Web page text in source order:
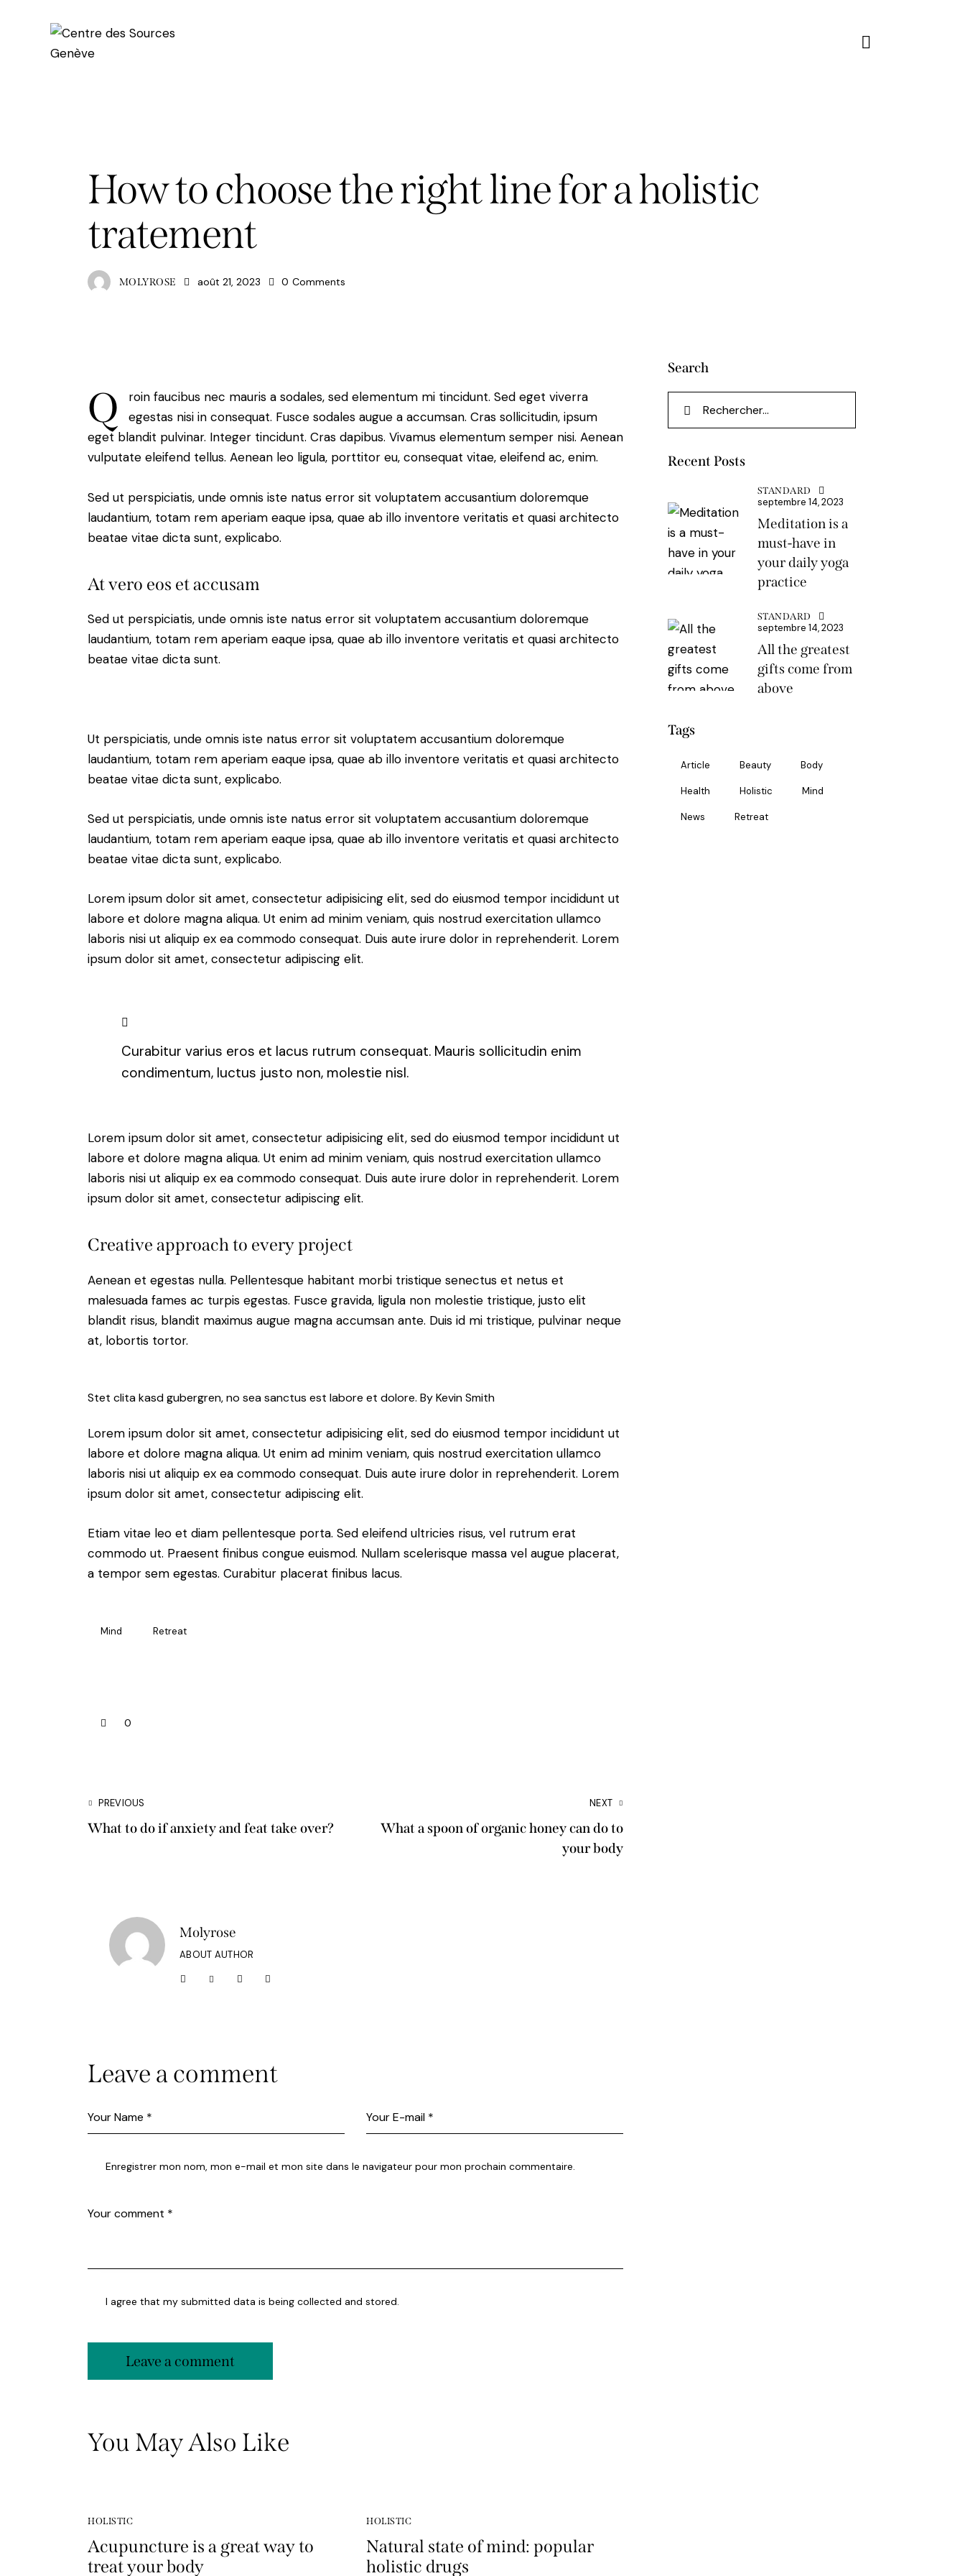
How to choose the right line for a holistic
tratement
MOLYROSE août 21, 2023 0 Comments
Q
roin faucibus nec mauris a sodales, sed elementum mi tincidunt. Sed eget viverra
egestas nisi in consequat. Fusce sodales augue a accumsan. Cras sollicitudin, ipsum
eget blandit pulvinar. Integer tincidunt. Cras dapibus. Vivamus elementum semper nisi. Aenean
vulputate eleifend tellus. Aenean leo ligula, porttitor eu, consequat vitae, eleifend ac, enim.
Sed ut perspiciatis, unde omnis iste natus error sit voluptatem accusantium doloremque
laudantium, totam rem aperiam eaque ipsa, quae ab illo inventore veritatis et quasi architecto
beatae vitae dicta sunt, explicabo.
At vero eos et accusam
Sed ut perspiciatis, unde omnis iste natus error sit voluptatem accusantium doloremque
laudantium, totam rem aperiam eaque ipsa, quae ab illo inventore veritatis et quasi architecto
beatae vitae dicta sunt.
Ut perspiciatis, unde omnis iste natus error sit voluptatem accusantium doloremque
laudantium, totam rem aperiam eaque ipsa, quae ab illo inventore veritatis et quasi architecto
beatae vitae dicta sunt, explicabo.
Sed ut perspiciatis, unde omnis iste natus error sit voluptatem accusantium doloremque
laudantium, totam rem aperiam eaque ipsa, quae ab illo inventore veritatis et quasi architecto
beatae vitae dicta sunt, explicabo.
Lorem ipsum dolor sit amet, consectetur adipisicing elit, sed do eiusmod tempor incididunt ut
labore et dolore magna aliqua. Ut enim ad minim veniam, quis nostrud exercitation ullamco
laboris nisi ut aliquip ex ea commodo consequat. Duis aute irure dolor in reprehenderit. Lorem
ipsum dolor sit amet, consectetur adipiscing elit.
Curabitur varius eros et lacus rutrum consequat. Mauris sollicitudin enim
condimentum, luctus justo non, molestie nisl.
Lorem ipsum dolor sit amet, consectetur adipisicing elit, sed do eiusmod tempor incididunt ut
labore et dolore magna aliqua. Ut enim ad minim veniam, quis nostrud exercitation ullamco
laboris nisi ut aliquip ex ea commodo consequat. Duis aute irure dolor in reprehenderit. Lorem
ipsum dolor sit amet, consectetur adipiscing elit.
Creative approach to every project
Aenean et egestas nulla. Pellentesque habitant morbi tristique senectus et netus et
malesuada fames ac turpis egestas. Fusce gravida, ligula non molestie tristique, justo elit
blandit risus, blandit maximus augue magna accumsan ante. Duis id mi tristique, pulvinar neque
at, lobortis tortor.
Stet clita kasd gubergren, no sea sanctus est labore et dolore. ByKevin Smith
Lorem ipsum dolor sit amet, consectetur adipisicing elit, sed do eiusmod tempor incididunt ut
labore et dolore magna aliqua. Ut enim ad minim veniam, quis nostrud exercitation ullamco
laboris nisi ut aliquip ex ea commodo consequat. Duis aute irure dolor in reprehenderit. Lorem
ipsum dolor sit amet, consectetur adipiscing elit.
Etiam vitae leo et diam pellentesque porta. Sed eleifend ultricies risus, vel rutrum erat
commodo ut. Praesent finibus congue euismod. Nullam scelerisque massa vel augue placerat,
a tempor sem egestas. Curabitur placerat finibus lacus.
Mind Retreat
0
PREVIOUS
What to do if anxiety and feat take over?
NEXT
What a spoon of organic honey can do to
your body
Molyrose
ABOUT AUTHOR
Leave a comment
Enregistrer mon nom, mon e-mail et mon site dans le navigateur pour mon prochain commentaire.
I agree that my submitted data is being collected and stored.
You May Also Like
HOLISTIC
Acupuncture is a great way to
treat your body
HOLISTIC
Natural state of mind: popular
holistic drugs
Search
Recent Posts
STANDARD
septembre 14, 2023
Meditation is a
must-have in
your daily yoga
practice
STANDARD
septembre 14, 2023
All the greatest
gifts come from
above
Tags
Article Beauty Body
Health Holistic Mind
News Retreat